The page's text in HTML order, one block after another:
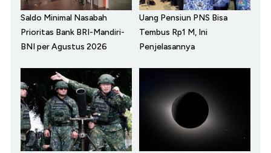
Saldo Minimal Nasabah
Prioritas Bank BRI-Mandiri-
BNI per Agustus 2026
Uang Pensiun PNS Bisa
Tembus Rp1 M, Ini
Penjelasannya